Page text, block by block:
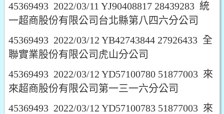
45369493 2022/03/11 YJ90408817 28439283 統
一超商股份有限公司台北縣第八四六分公司
45369493 2022/03/12 YB42743844 27926433 全
聯實業股份有限公司虎山分公司
45369493 2022/03/12 YD57100780 51877003 來
來超商股份有限公司第一三一六分公司
45369493 2022/03/12 YD57100783 51877003 來